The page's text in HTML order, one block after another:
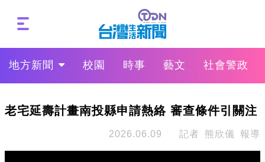
地方新聞 校園 時事 藝文 社會警政
老宅延壽計畫南投縣申請熱絡 審查條件引關注
2026.06.09 記者 熊欣儀 報導